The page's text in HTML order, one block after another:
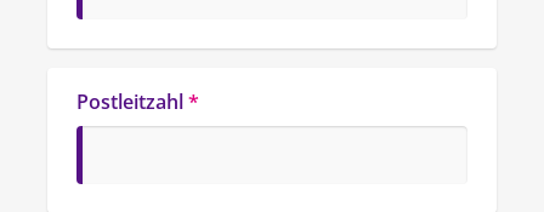
Postleitzahl*